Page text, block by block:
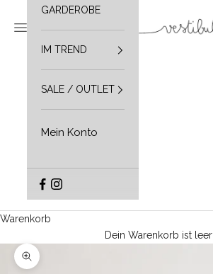
Vestibule
Navigationsmenü öffnen
GARDEROBE
IM TREND
SALE / OUTLET
Mein Konto
Warenkorb
Dein Warenkorb ist leer
Bild vergrößern